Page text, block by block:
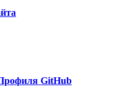
GitHub